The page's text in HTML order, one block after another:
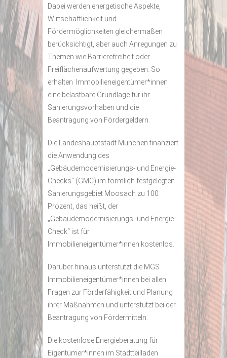
Dabei werden energetische Aspekte,
Wirtschaftlichkeit und
Fördermöglichkeiten gleichermaßen
berücksichtigt, aber auch Anregungen zu
Themen wie Barrierefreiheit oder
Freiflächenaufwertung gegeben. So
erhalten Immobilieneigentümer*innen
eine belastbare Grundlage für ihr
Sanierungsvorhaben und die
Beantragung von Fördergeldern.
Die Landeshauptstadt München finanziert
die Anwendung des
„Gebäudemodernisierungs- und Energie-
Checks“ (GMC) im förmlich festgelegten
Sanierungsgebiet Moosach zu 100
Prozent, das heißt, der
„Gebäudemodernisierungs- und Energie-
Check“ ist für
Immobilieneigentümer*innen kostenlos.
Darüber hinaus unterstützt die MGS
Immobilieneigentümer*innen bei allen
Fragen zur Förderfähigkeit und Planung
ihrer Maßnahmen und unterstützt bei der
Beantragung von Fördermitteln.
Die kostenlose Energieberatung für
Eigentümer*innen im Stadtteilladen